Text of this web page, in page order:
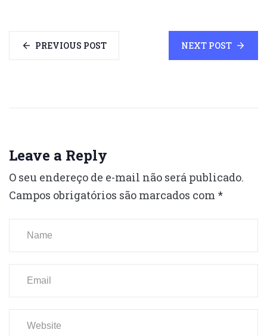
PREVIOUS POST NEXT POST
Leave a Reply
O seu endereço de e-mail não será publicado.
Campos obrigatórios são marcados com *